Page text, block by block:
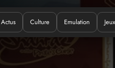
Où ? Quoi ?
Actus Culture Emulation